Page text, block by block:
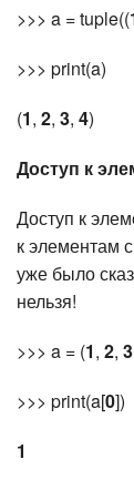
>>> a = tuple((
>>> print(a)
(1, 2, 3, 4)
Доступ к
Доступ к
к элементам
уже было
нельзя!
>>> a = (1, 2, 3
>>> print(a[0])
1